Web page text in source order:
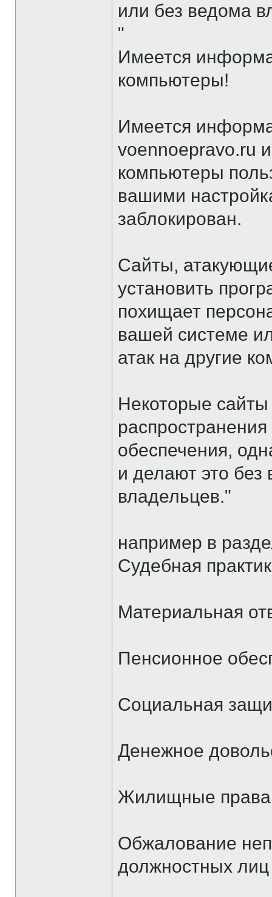
или без ведома
"
Имеется
компьютеры!
Имеется
voennoepravo.ru
компьютеры
вашими
заблокирован.
Сайты,
установить
похищает
вашей системе
атак на другие
Некоторые
обеспечения,
и делают это
владельцев."
например в
Судебная
Материальная
Пенсионное
Социальная
Денежное
Жилищные права
Обжалование
должностных лиц